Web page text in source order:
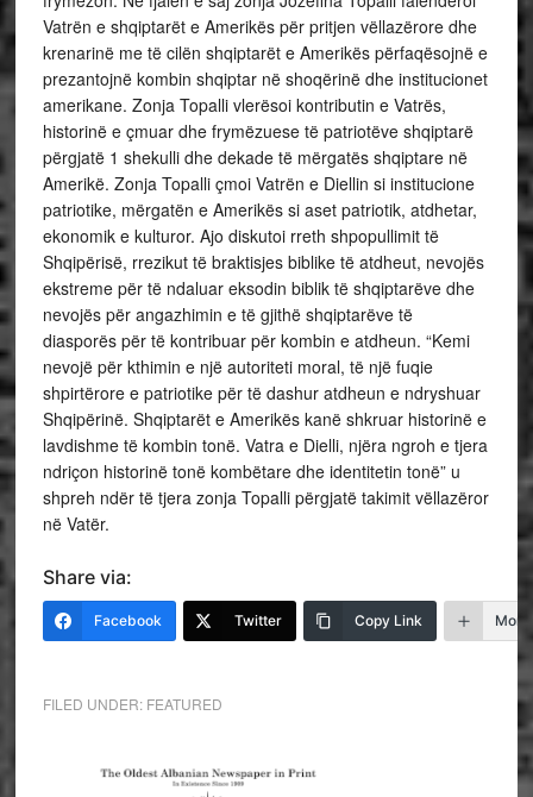
Vatrën e shqiptarët e Amerikës për pritjen vëllazërore dhe
krenarinë me të cilën shqiptarët e Amerikës përfaqësojnë e
prezantojnë kombin shqiptar në shoqërinë dhe institucionet
amerikane. Zonja Topalli vlerësoi kontributin e Vatrës,
historinë e çmuar dhe frymëzuese të patriotëve shqiptarë
përgjatë 1 shekulli dhe dekade të mërgatës shqiptare në
Amerikë. Zonja Topalli çmoi Vatrën e Diellin si institucione
patriotike, mërgatën e Amerikës si aset patriotik, atdhetar,
ekonomik e kulturor. Ajo diskutoi rreth shpopullimit të
Shqipërisë, rrezikut të braktisjes biblike të atdheut, nevojës
ekstreme për të ndaluar eksodin biblik të shqiptarëve dhe
nevojës për angazhimin e të gjithë shqiptarëve të
diasporës për të kontribuar për kombin e atdheun. “Kemi
nevojë për kthimin e një autoriteti moral, të një fuqie
shpirtërore e patriotike për të dashur atdheun e ndryshuar
Shqipërinë. Shqiptarët e Amerikës kanë shkruar historinë e
lavdishme të kombin tonë. Vatra e Dielli, njëra ngroh e tjera
ndriçon historinë tonë kombëtare dhe identitetin tonë” u
shpreh ndër të tjera zonja Topalli përgjatë takimit vëllazëror
në Vatër.
Share via:
Facebook Twitter Copy Link More
FILED UNDER: FEATURED